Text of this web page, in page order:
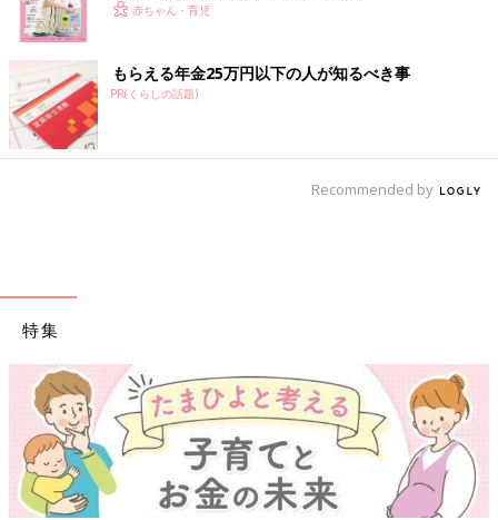
赤ちゃん・育児
もらえる年金25万円以下の人が知るべき事
PR(くらしの話題)
Recommended by
特集